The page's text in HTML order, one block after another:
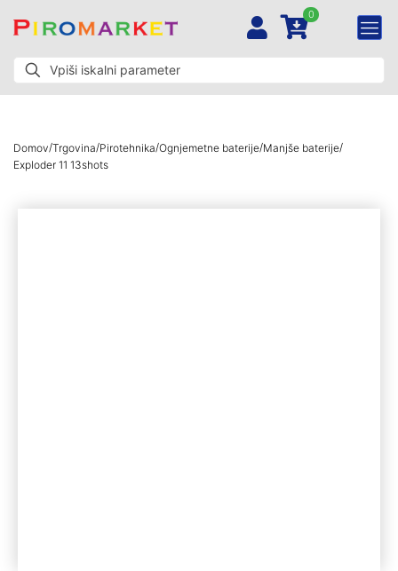
0
Domov/Trgovina/Pirotehnika/Ognjemetne baterije/Manjše baterije/
Exploder 11 13shots